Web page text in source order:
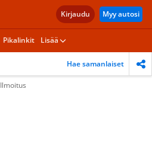
Kirjaudu Myy autosi
Pikalinkit Lisää
Hae samanlaiset
Ilmoitus